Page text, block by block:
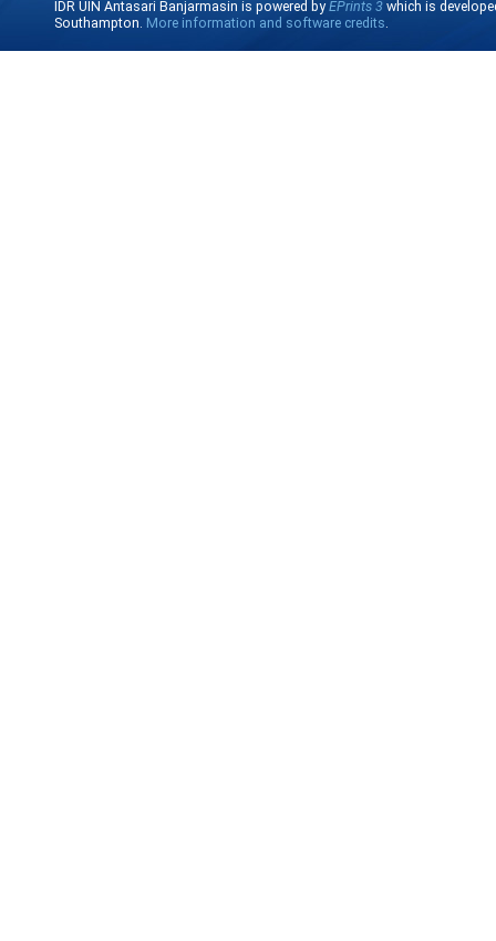
IDR UIN Antasari Banjarmasin is powered byEPrints 3 which is
Southampton. More information and software credits.